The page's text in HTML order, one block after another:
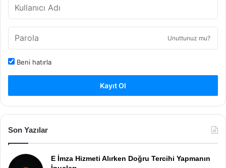
Unuttunuz mu?
Beni hatırla
Kayıt Ol
Son Yazılar
E İmza Hizmeti Alırken Doğru Tercihi Yapmanın